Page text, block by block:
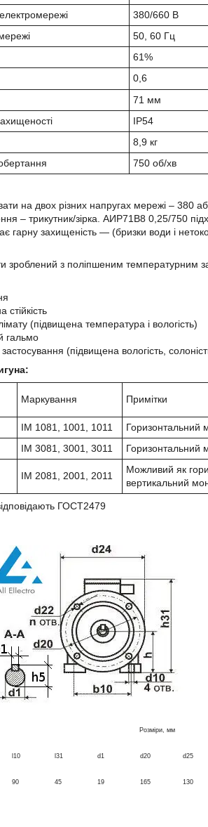
380/660 В
50, 60 Гц
61%
0,6
71 мм
IP54
8,9 кг
750 об/хв
на двох різних напругах мережі – 380
– трикутник/зірка. АИР71В8 0,25/750
гарну захищеність ― (бризки води і
зроблений з поліпшеним температурним
(підвищена температура і вологість)
гальмо
(підвищена вологість,
Маркування Примітки
IM 1081, 1001, 1011
Горизонтальний
IM 3081, 3001, 3011 Горизонтальний
IM 2081, 2001, 2011
Можливий як
вертикальний
ГОСТ2479
Розміри, мм
l10 l31 d1 d20 d25
90 45 19 165 130